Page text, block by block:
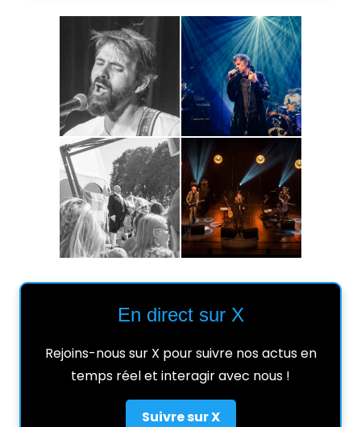
En direct sur X
Rejoins-nous sur X pour suivre nos actus en
temps réel et interagir avec nous !
Suivre sur X